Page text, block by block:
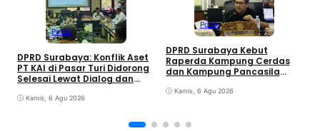
Politik
DPRD Surabaya: Konflik Aset
PT KAI di Pasar Turi Didorong
Selesai Lewat Dialog dan
Kamis, 6 Agu 2026
Politik
DPRD Surabaya Kebut
Raperda Kampung Cerdas
dan Kampung Pancasila
Kamis, 6 Agu 2026